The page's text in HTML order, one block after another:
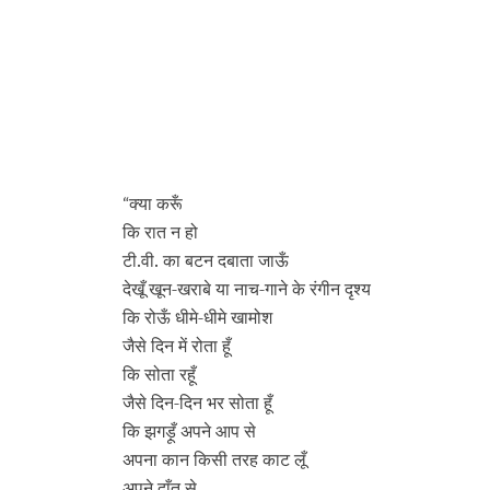
“क्या करूँ
कि रात न हो
टी.वी. का बटन दबाता जाऊँ
देखूँ खून-खराबे या नाच-गाने के रंगीन दृश्य
कि रोऊँ धीमे-धीमे खामोश
जैसे दिन में रोता हूँ
कि सोता रहूँ
जैसे दिन-दिन भर सोता हूँ
कि झगड़ूँ अपने आप से
अपना कान किसी तरह काट लूँ